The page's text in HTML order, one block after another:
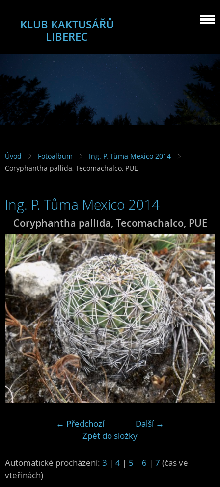
KLUB KAKTUSÁŘŮ
LIBEREC
Úvod Fotoalbum
Ing. P. Tůma Mexico 2014
Coryphantha pallida, Tecomachalco, PUE
Ing. P. Tůma Mexico 2014
Coryphantha pallida, Tecomachalco, PUE
← Předchozí
Další →
Zpět do složky
Automatické procházení: 3 | 4 | 5 | 6 | 7 (čas ve
vteřinách)